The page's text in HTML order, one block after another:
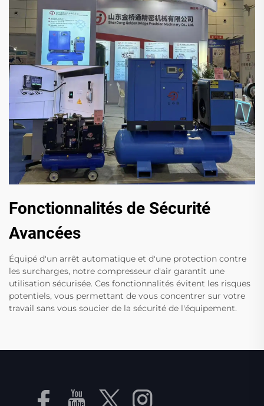
Fonctionnalités de Sécurité
Avancées
Équipé d'un arrêt automatique et d'une protection contre
les surcharges, notre compresseur d'air garantit une
utilisation sécurisée. Ces fonctionnalités évitent les risques
potentiels, vous permettant de vous concentrer sur votre
travail sans vous soucier de la sécurité de l'équipement.